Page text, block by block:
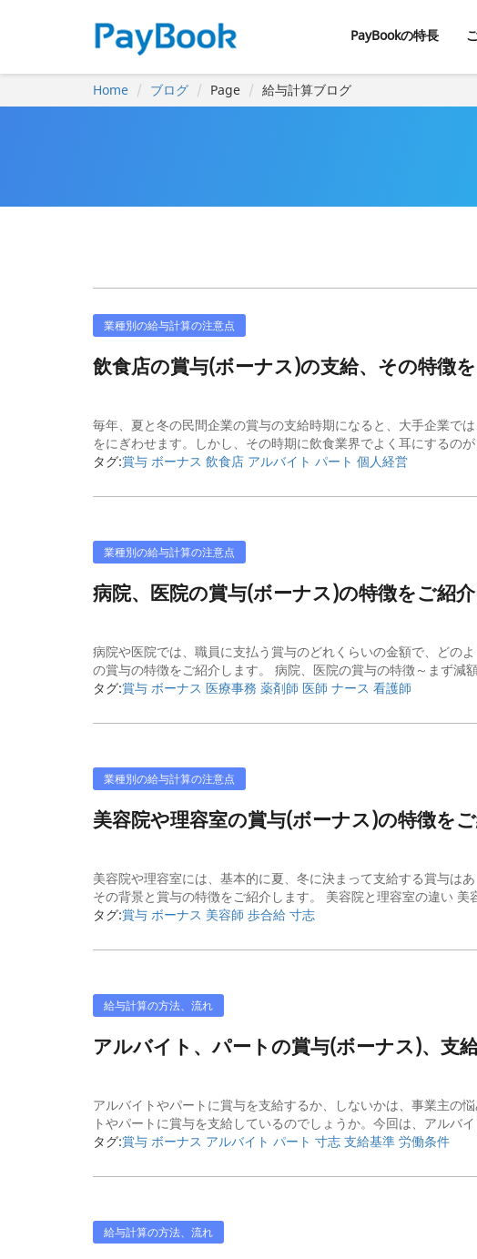
PayBookの特長
Home ブログ Page 給与計算ブログ
業種別の給与計算の注意点
飲食店の賞与(ボーナス)の支給、その特徴
毎年、夏と冬の民間企業の賞与の支給時期になると、大手企業で
をにぎわせます。しかし、その時期に飲食業界でよく耳にするの
タグ:賞与 ボーナス 飲食店 アルバイト パート 個人経営
業種別の給与計算の注意点
病院、医院の賞与(ボーナス)の特徴をご紹
病院や医院では、職員に支払う賞与のどれくらいの金額で、どの
の賞与の特徴をご紹介します。 病院、医院の賞与の特徴～まず減
タグ:賞与 ボーナス 医療事務 薬剤師 医師 ナース 看護師
業種別の給与計算の注意点
美容院や理容室の賞与(ボーナス)の特徴を
美容院や理容室には、基本的に夏、冬に決まって支給する賞与は
その背景と賞与の特徴をご紹介します。 美容院と理容室の違い
タグ:賞与 ボーナス 美容師 歩合給 寸志
給与計算の方法、流れ
アルバイト、パートの賞与(ボーナス)、支
アルバイトやパートに賞与を支給するか、しないかは、事業主の
トやパートに賞与を支給しているのでしょうか。今回は、アルバ
タグ:賞与 ボーナス アルバイト パート 寸志 支給基準 労働条件
給与計算の方法、流れ